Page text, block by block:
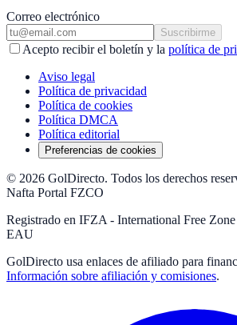
Correo electrónico
Suscribirme
Acepto recibir el boletín y la política de
Aviso legal
Política de privacidad
Política de cookies
Política DMCA
Política editorial
Preferencias de cookies
© 2026 GolDirecto. Todos los derechos
Nafta Portal FZCO
Registrado en IFZA - International Free
EAU
GolDirecto usa enlaces de afiliado para
Información sobre afiliación y comisiones.